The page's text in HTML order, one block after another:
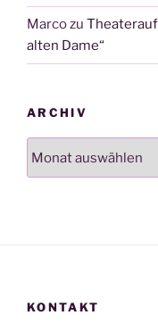
Marcozu
alten Dame“
ARCHIV
KONTAKT